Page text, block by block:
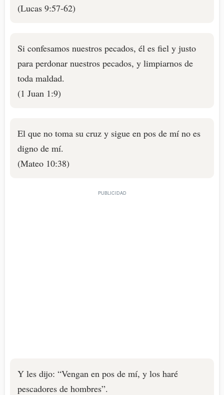
(Lucas 9:57-62)
Si confesamos nuestros pecados, él es fiel y justo
para perdonar nuestros pecados, y limpiarnos de
toda maldad.
(1 Juan 1:9)
El que no toma su cruz y sigue en pos de mí no es
digno de mí.
(Mateo 10:38)
Y les dijo: “Vengan en pos de mí, y los haré
pescadores de hombres”.